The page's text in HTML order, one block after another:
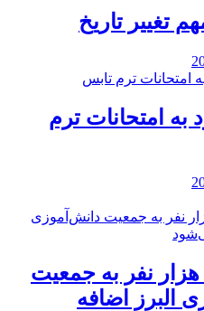
تغییر تاریخ
به امتحانات ترم
️سالانه ۱۲ هزار نفر به جمعیت
البرز اضافه